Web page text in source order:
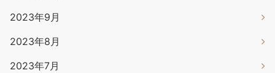
2023年9月
2023年8月
2023年7月